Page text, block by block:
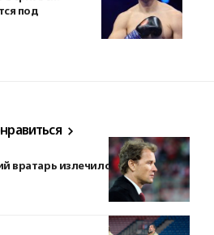
под
вратарь излечился от